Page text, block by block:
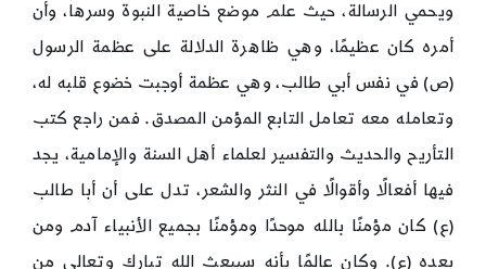
ويحمي الرسالة، حيث علم موضع خاصية النبوة وسرها، وأن
أمره كان عظيمًا، وهي ظاهرة الدلالة على عظمة الرسول
(ص) في نفس أبي طالب، وهي عظمة أوجبت خضوع قلبه له،
وتعامله معه تعامل التابع المؤمن المصدق. فمن راجع كتب
التأريح والحديث والتفسير لعلماء أهل السنة والإمامية، يجد
فيها أفعالًا وأقوالًا في النثر والشعر، تدل على أن أبا طالب
(ع) كان مؤمنًا بالله موحدًا ومؤمنًا بجميع الأنبياء آدم ومن
بعده (ع). وكان عالمًا بأنه سيبعث الله تبارك وتعالى من